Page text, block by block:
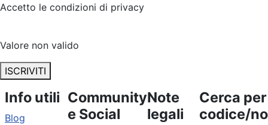
Accetto le condizioni di privacy
Valore non valido
ISCRIVITI
Info utili
Blog
Community
e Social
Note
legali
Cerca per
codice/